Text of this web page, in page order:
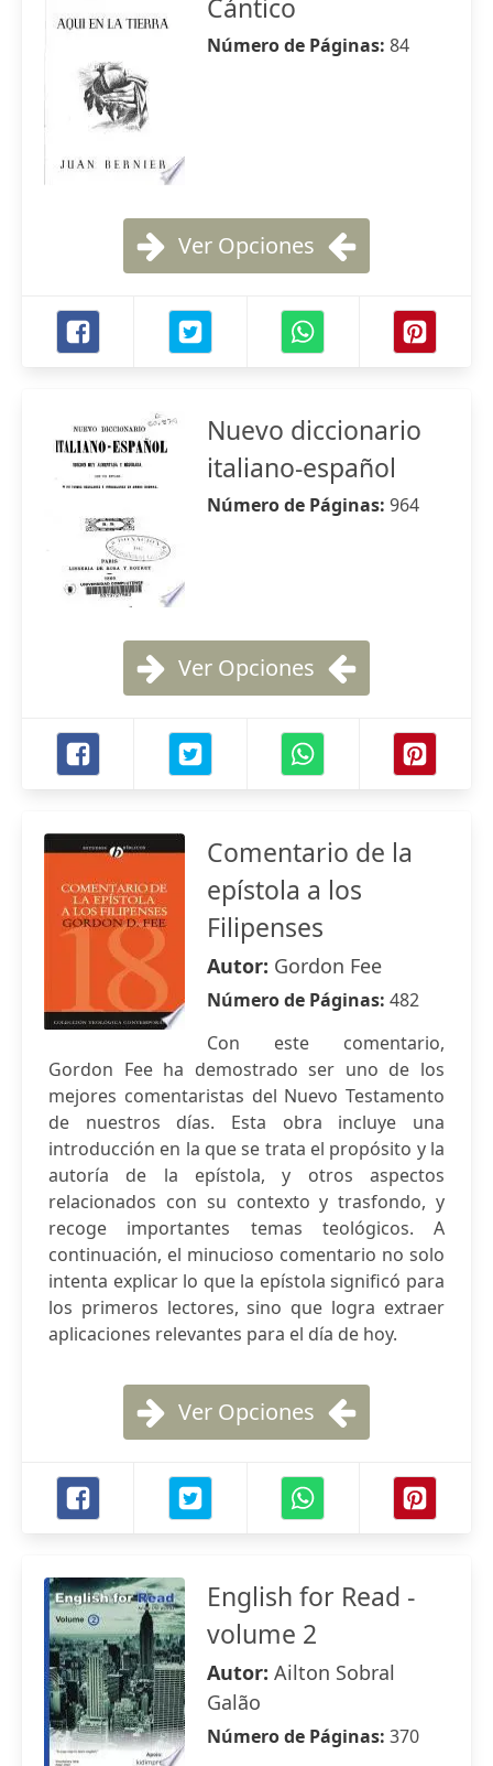
Cántico
Número de Páginas: 84
Ver Opciones
Nuevo diccionario
italiano-español
Número de Páginas: 964
Ver Opciones
Comentario de la
epístola a los
Filipenses
Autor: Gordon Fee
Número de Páginas: 482
Con este comentario,
Gordon Fee ha demostrado ser uno de los
mejores comentaristas del Nuevo Testamento
de nuestros días. Esta obra incluye una
introducción en la que se trata el propósito y la
autoría de la epístola, y otros aspectos
relacionados con su contexto y trasfondo, y
recoge importantes temas teológicos. A
continuación, el minucioso comentario no solo
intenta explicar lo que la epístola significó para
los primeros lectores, sino que logra extraer
aplicaciones relevantes para el día de hoy.
Ver Opciones
English for Read -
volume 2
Autor: Ailton Sobral
Galão
Número de Páginas: 370